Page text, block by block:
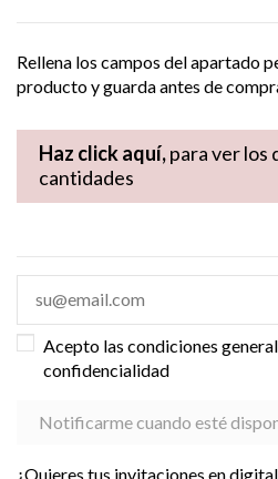
Rellena los campos del apartado
producto y guarda antes de
Haz click aquí,para ver los
cantidades
Acepto las condiciones
confidencialidad
¿Quieres tus invitaciones en